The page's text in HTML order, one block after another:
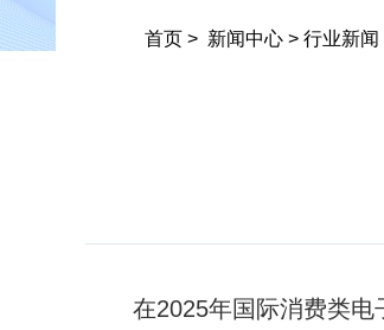
首页 > 新闻中心 > 行业新闻
在2025年国际消费类电子